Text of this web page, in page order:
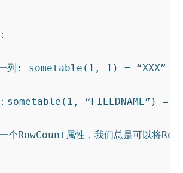
一列: sometable(1, 1) = “XXX”
：sometable(1, “FIELDNAME”) =
RowCount属性，我们总是可以将